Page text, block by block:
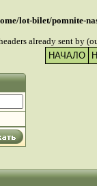
lot-bilet/pomnite-
already sent by
НАЧАЛО